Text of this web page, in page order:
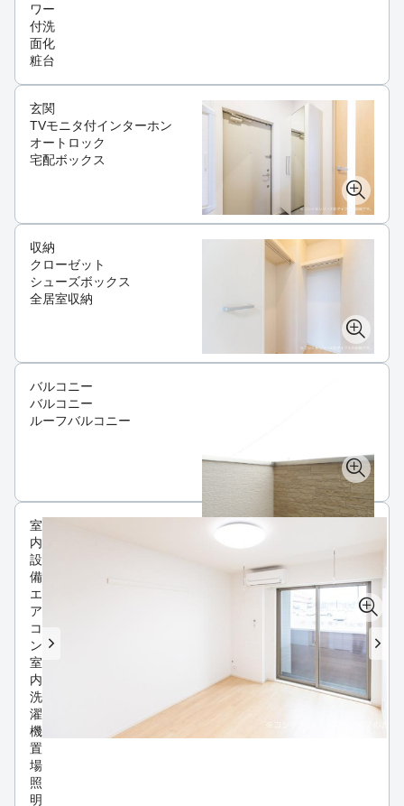
ワー
付洗
面化
粧台
玄関
TVモニタ付インターホン
オートロック
宅配ボックス
収納
クローゼット
シューズボックス
全居室収納
バルコニー
バルコニー
ルーフバルコニー
室
内
設
備
エ
ア
コ
ン
室
内
洗
濯
機
置
場
照
明